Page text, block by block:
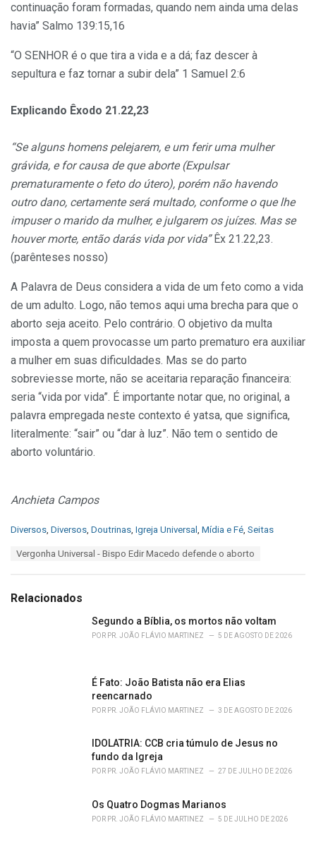
continuação foram formadas, quando nem ainda uma delas
havia” Salmo 139:15,16
“O SENHOR é o que tira a vida e a dá; faz descer à
sepultura e faz tornar a subir dela” 1 Samuel 2:6
Explicando Êxodo 21.22,23
“Se alguns homens pelejarem, e um ferir uma mulher
grávida, e for causa de que aborte(Expulsar
prematuramente o feto do útero), porém não havendo
outro dano, certamente será multado, conforme o que lhe
impuser o marido da mulher, e julgarem os juízes. Mas se
houver morte, então darás vida por vida” Êx 21.22,23.
(parênteses nosso)
A Palavra de Deus considera a vida de um feto como a vida
de um adulto. Logo, não temos aqui uma brecha para que o
aborto seja aceito. Pelo contrário. O objetivo da multa
imposta a quem provocasse um parto prematuro era auxiliar
a mulher em suas dificuldades. Mas se do parto
sobreviesse morte, não se aceitaria reparação financeira:
seria “vida por vida”. É importante notar que, no original, a
palavra empregada neste contexto é yatsa, que significa,
literalmente: “sair” ou “dar à luz”. Não tem o sentido de
aborto voluntário.
Anchieta Campos
C
o
r
Diversos, Diversos, Doutrinas, Igreja Universal , Mídia e Fé, Seitas
:
Vergonha Universal - Bispo Edir Macedo defende o aborto
Relacionados
Segundo a Bíblia, os mortos não voltam
POR PR. JOÃO FLÁVIO MARTINEZ 5 DE AGOSTO DE 2026
É Fato: João Batista não era Elias
reencarnado
POR PR. JOÃO FLÁVIO MARTINEZ 3 DE AGOSTO DE 2026
IDOLATRIA: CCB cria túmulo de Jesus no
fundo da Igreja
POR PR. JOÃO FLÁVIO MARTINEZ 27 DE JULHO DE 2026
Os Quatro Dogmas Marianos
POR PR. JOÃO FLÁVIO MARTINEZ 5 DE JULHO DE 2026